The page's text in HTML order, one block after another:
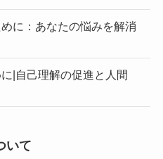
に：あなたの悩みを解消
|自己理解の促進と人間
いて